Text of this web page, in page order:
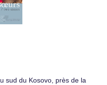
sud du Kosovo, près de la